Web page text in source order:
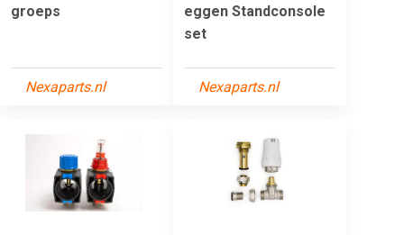
groeps
Nexaparts.nl
eggen Standconsole
set
Nexaparts.nl